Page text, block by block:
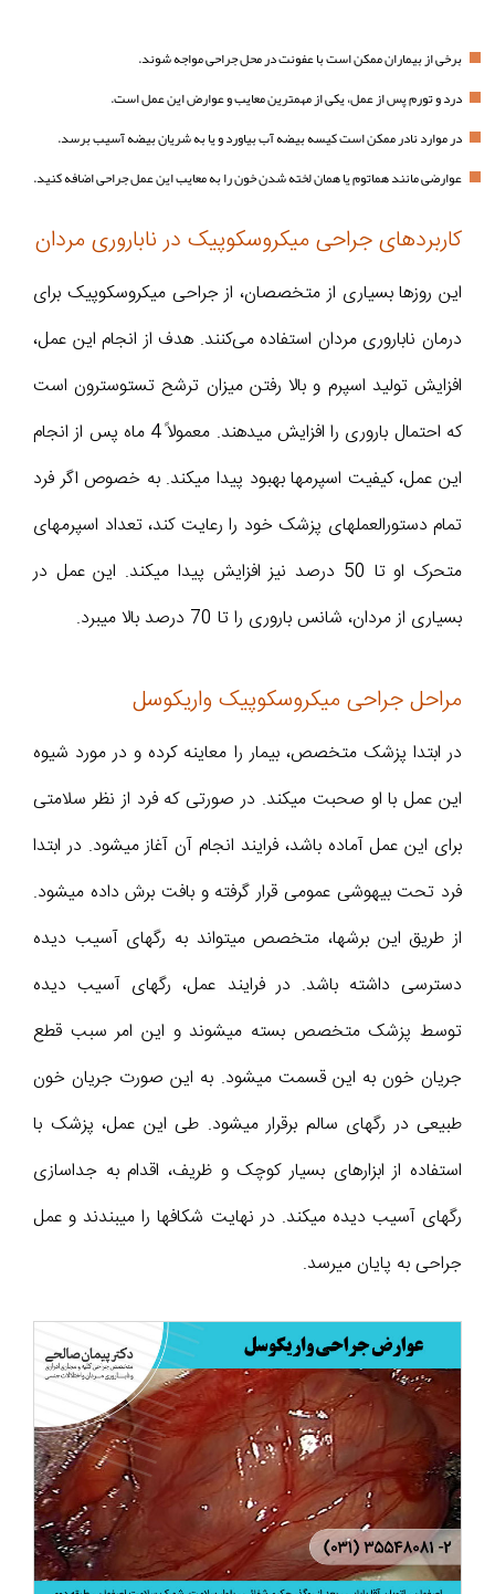
برخی از بیماران ممکن است با عفونت در محل جراحی مواجه شوند.
درد و تورم پس از عمل، یکی از مهمترین معایب و عوارض این عمل است.
در موارد نادر ممکن است کیسه بیضه آب بیاورد و یا به شریان بیضه آسیب برسد.
عوارضی مانند هماتوم یا همان لخته شدن خون را به معایب این عمل جراحی اضافه کنید.
کاربردهای جراحی میکروسکوپیک در ناباروری مردان
این روزها بسیاری از متخصصان، از جراحی میکروسکوپیک برای
درمان ناباروری مردان استفاده می‌کنند. هدف از انجام این عمل،
افزایش تولید اسپرم و بالا رفتن میزان ترشح تستوسترون است
که احتمال باروری را افزایش میدهند. معمولاً 4 ماه پس از انجام
این عمل، کیفیت اسپرمها بهبود پیدا میکند. به خصوص اگر فرد
تمام دستورالعملهای پزشک خود را رعایت کند، تعداد اسپرمهای
متحرک او تا 50 درصد نیز افزایش پیدا میکند. این عمل در
بسیاری از مردان، شانس باروری را تا 70 درصد بالا میبرد.
مراحل جراحی میکروسکوپیک واریکوسل
در ابتدا پزشک متخصص، بیمار را معاینه کرده و در مورد شیوه
این عمل با او صحبت میکند. در صورتی که فرد از نظر سلامتی
برای این عمل آماده باشد، فرایند انجام آن آغاز میشود. در ابتدا
فرد تحت بیهوشی عمومی قرار گرفته و بافت برش داده میشود.
از طریق این برشها، متخصص میتواند به رگهای آسیب دیده
دسترسی داشته باشد. در فرایند عمل، رگهای آسیب دیده
توسط پزشک متخصص بسته میشوند و این امر سبب قطع
جریان خون به این قسمت میشود. به این صورت جریان خون
طبیعی در رگهای سالم برقرار میشود. طی این عمل، پزشک با
استفاده از ابزارهای بسیار کوچک و ظریف، اقدام به جداسازی
رگهای آسیب دیده میکند. در نهایت شکافها را میبندند و عمل
جراحی به پایان میرسد.